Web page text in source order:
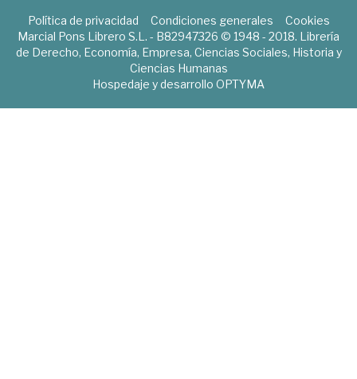
Política de privacidad Condiciones generales
Cookies
Marcial Pons Librero S.L. - B82947326 © 1948 - 2018. Librería
de Derecho, Economía, Empresa, Ciencias Sociales, Historia y
Ciencias Humanas
Hospedaje y desarrollo OPTYMA